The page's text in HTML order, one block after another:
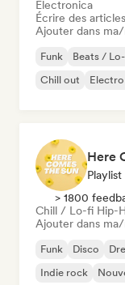
Electronica
Écrire des articles
Ajouter dans
Funk Beats /
Chill out
Here
Playlist
> 1800
Chill / Lo-fi Hip-
Ajouter dans
Funk Disco
Indie rock